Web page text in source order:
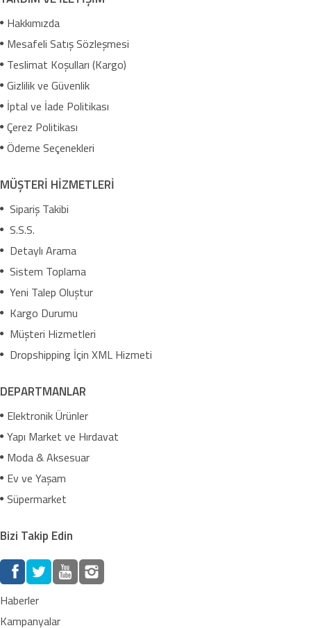
Hakkımızda
Mesafeli Satış Sözleşmesi
Teslimat Koşulları (Kargo)
Gizlilik ve Güvenlik
İptal ve İade Politikası
Çerez Politikası
Ödeme Seçenekleri
MÜŞTERİ HİZMETLERİ
Sipariş Takibi
S.S.S.
Detaylı Arama
Sistem Toplama
Yeni Talep Oluştur
Kargo Durumu
Müşteri Hizmetleri
Dropshipping İçin XML Hizmeti
DEPARTMANLAR
Elektronik Ürünler
Yapı Market ve Hırdavat
Moda & Aksesuar
Ev ve Yaşam
Süpermarket
Bizi Takip Edin
Haberler
Kampanyalar